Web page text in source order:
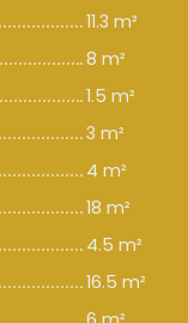
11.3 m²
8 m²
1.5 m²
3 m²
4 m²
18 m²
4.5 m²
16.5 m²